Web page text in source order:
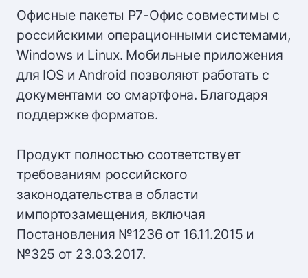
Офисные пакеты Р7-Офис совместимы с
российскими операционными системами,
Windows и Linux. Мобильные приложения
для IOS и Android позволяют работать с
документами со смартфона. Благодаря
поддержке форматов.
Продукт полностью соответствует
требованиям российского
законодательства в области
импортозамещения, включая
Постановления №1236 от 16.11.2015 и
№325 от 23.03.2017.